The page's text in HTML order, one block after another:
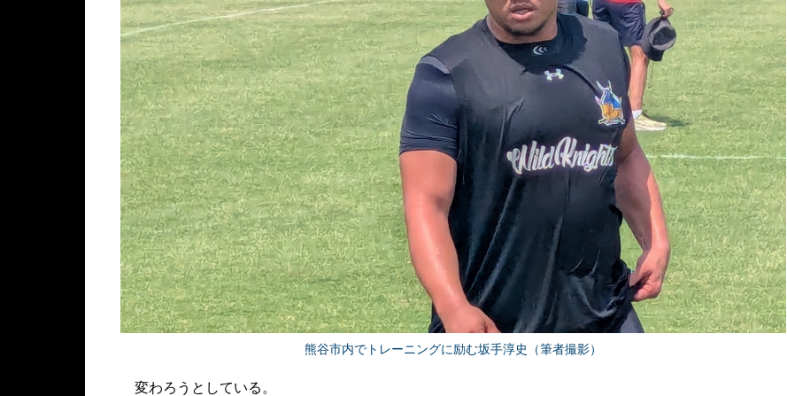
熊谷市内でトレーニングに励む坂手淳史（筆者撮影）
変わろうとしている。